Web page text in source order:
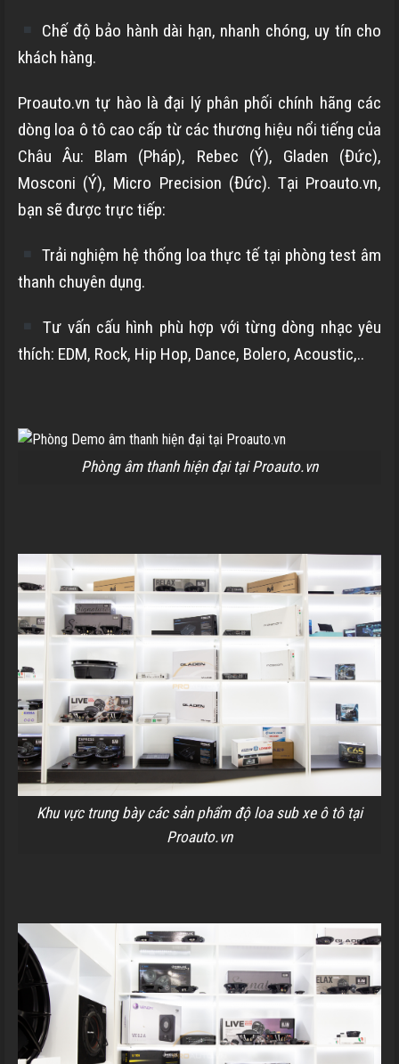
Chế độ bảo hành dài hạn, nhanh chóng, uy tín cho
khách hàng.
Proauto.vn tự hào là đại lý phân phối chính hãng các
dòng loa ô tô cao cấp từ các thương hiệu nổi tiếng của
Châu Âu: Blam (Pháp), Rebec (Ý), Gladen (Đức),
Mosconi (Ý), Micro Precision (Đức). Tại Proauto.vn,
bạn sẽ được trực tiếp:
Trải nghiệm hệ thống loa thực tế tại phòng test âm
thanh chuyên dụng.
Tư vấn cấu hình phù hợp với từng dòng nhạc yêu
thích: EDM, Rock, Hip Hop, Dance, Bolero, Acoustic,..
Phòng âm thanh hiện đại tại Proauto.vn
Khu vực trung bày các sản phẩm độ loa sub xe ô tô tại
Proauto.vn